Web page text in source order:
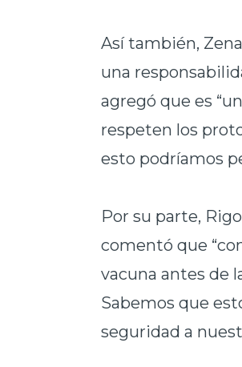
Así también,
una
agregó que es
respeten los
esto podríamos
Por su parte,
comentó que
vacuna antes de
Sabemos que
seguridad a